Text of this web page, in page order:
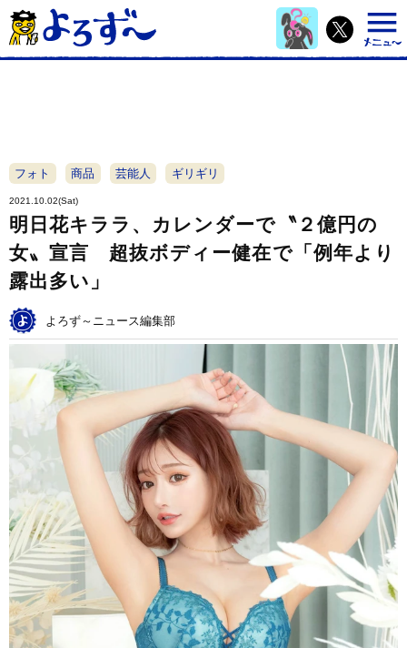
フォト 商品 芸能人 ギリギリ
2021.10.02(Sat)
明日花キララ、カレンダーで〝２億円の
女〟宣言 超抜ボディー健在で「例年より
露出多い」
よろず～ニュース編集部